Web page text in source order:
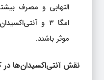
التهابی و مصرف
امگا ۳ و
موثر باشند.
نقش آنتی‌اکسیدان‌ها